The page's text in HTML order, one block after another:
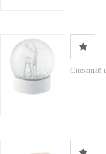
Снежный